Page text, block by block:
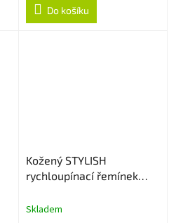
Do košíku
Kožený STYLISH
rychloupínací řemínek
Skladem